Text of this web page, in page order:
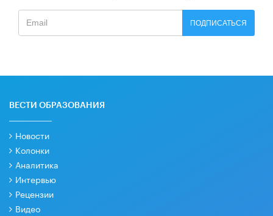
ПОДПИСАТЬСЯ
ВЕСТИ ОБРАЗОВАНИЯ
Новости
Колонки
Аналитика
Интервью
Рецензии
Видео